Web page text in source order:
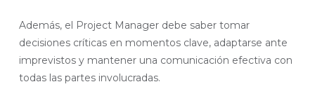
Además, el Project Manager debe saber tomar
decisiones críticas en momentos clave, adaptarse ante
imprevistos y mantener una comunicación efectiva con
todas las partes involucradas.